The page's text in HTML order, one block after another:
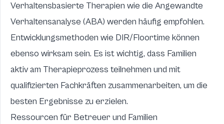
Verhaltensbasierte Therapien wie die Angewandte
Verhaltensanalyse (ABA) werden häufig empfohlen.
Entwicklungsmethoden wie DIR/Floortime können
ebenso wirksam sein. Es ist wichtig, dass Familien
aktiv am Therapieprozess teilnehmen und mit
qualifizierten Fachkräften zusammenarbeiten, um die
besten Ergebnisse zu erzielen.
Ressourcen für Betreuer und Familien